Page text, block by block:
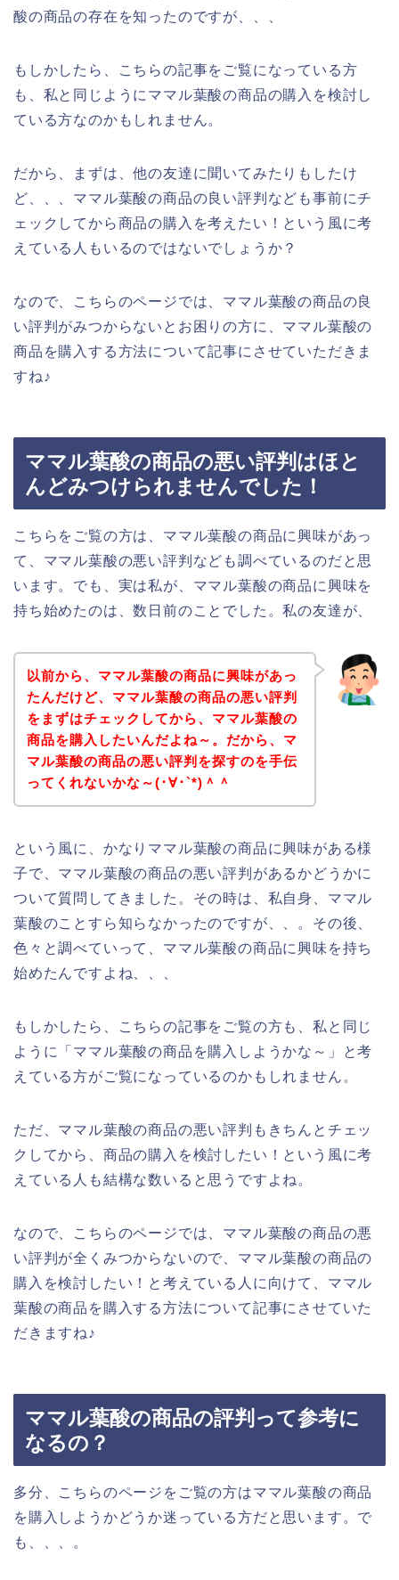
酸の商品の存在を知ったのですが、、、
もしかしたら、こちらの記事をご覧になっている方
も、私と同じようにママル葉酸の商品の購入を検討し
ている方なのかもしれません。
だから、まずは、他の友達に聞いてみたりもしたけ
ど、、、ママル葉酸の商品の良い評判なども事前にチ
ェックしてから商品の購入を考えたい！という風に考
えている人もいるのではないでしょうか？
なので、こちらのページでは、ママル葉酸の商品の良
い評判がみつからないとお困りの方に、ママル葉酸の
商品を購入する方法について記事にさせていただきま
すね♪
ママル葉酸の商品の悪い評判はほと
んどみつけられませんでした！
こちらをご覧の方は、ママル葉酸の商品に興味があっ
て、ママル葉酸の悪い評判なども調べているのだと思
います。でも、実は私が、ママル葉酸の商品に興味を
持ち始めたのは、数日前のことでした。私の友達が、
以前から、ママル葉酸の商品に興味があっ
たんだけど、ママル葉酸の商品の悪い評判
をまずはチェックしてから、ママル葉酸の
商品を購入したいんだよね～。だから、マ
マル葉酸の商品の悪い評判を探すのを手伝
ってくれないかな～(･∀･`*)＾＾
という風に、かなりママル葉酸の商品に興味がある様
子で、ママル葉酸の商品の悪い評判があるかどうかに
ついて質問してきました。その時は、私自身、ママル
葉酸のことすら知らなかったのですが、、。その後、
色々と調べていって、ママル葉酸の商品に興味を持ち
始めたんですよね、、、
もしかしたら、こちらの記事をご覧の方も、私と同じ
ように「ママル葉酸の商品を購入しようかな～」と考
えている方がご覧になっているのかもしれません。
ただ、ママル葉酸の商品の悪い評判もきちんとチェッ
クしてから、商品の購入を検討したい！という風に考
えている人も結構な数いると思うですよね。
なので、こちらのページでは、ママル葉酸の商品の悪
い評判が全くみつからないので、ママル葉酸の商品の
購入を検討したい！と考えている人に向けて、ママル
葉酸の商品を購入する方法について記事にさせていた
だきますね♪
ママル葉酸の商品の評判って参考に
なるの？
多分、こちらのページをご覧の方はママル葉酸の商品
を購入しようかどうか迷っている方だと思います。で
も、、、。